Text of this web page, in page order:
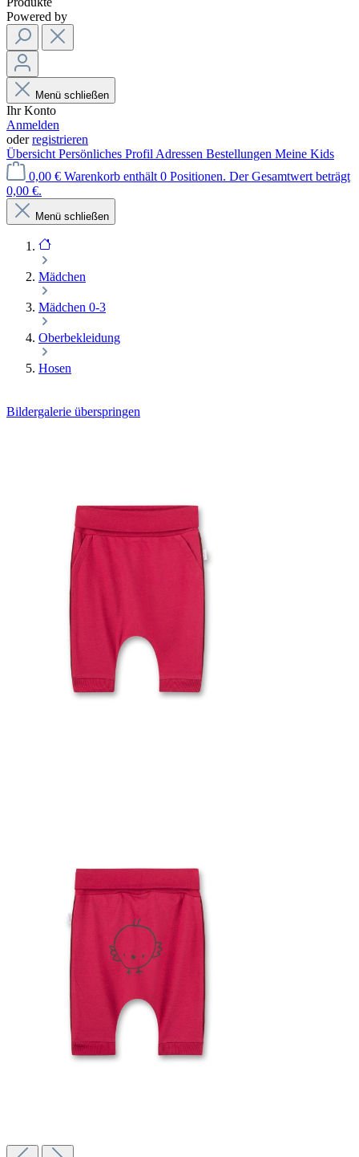
Powered by
Menü schließen
Ihr Konto
Anmelden
oderregistrieren
Übersicht Persönliches Profil Adressen Bestellungen Meine Kids
0,00 € Warenkorb enthält 0 Positionen. Der Gesamtwert beträgt
0,00 €.
Menü schließen
Mädchen
Mädchen 0-3
Oberbekleidung
Hosen
Bildergalerie überspringen